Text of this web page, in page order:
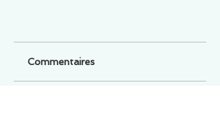
Commentaires